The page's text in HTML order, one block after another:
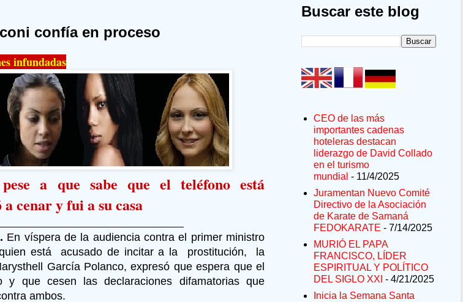
confía en proceso
infundadas
a que sabe que el teléfono está
cenar y fui a su casa
En víspera de la audiencia contra el primer ministro
está acusado de incitar a la prostitución, la
García Polanco, expresó que espera que el
y que cesen las declaraciones difamatorias que
ambos.
Buscar este blog
CEO de las más
importantes cadenas
hoteleras destacan
liderazgo de David Collado
en el turismo
mundial - 11/4/2025
Juramentan Nuevo Comité
Directivo de la Asociación
de Karate de Samaná
FEDOKARATE - 7/14/2025
MURIÓ EL PAPA
FRANCISCO, LÍDER
ESPIRITUAL Y POLÍTICO
DEL SIGLO XXI - 4/21/2025
Inicia la Semana Santa